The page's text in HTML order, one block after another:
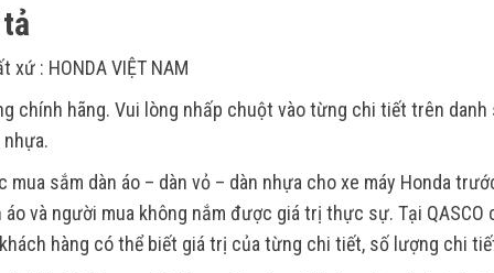
xứ : HONDA VIỆT NAM
chính hãng. Vui lòng nhấp chuột vào từng chi tiết trên
mua sắm dàn áo – dàn vỏ – dàn nhựa cho xe máy Honda
áo và người mua không nắm được giá trị thực sự. Tại
hàng có thể biết giá trị của từng chi tiết, số lượng chi